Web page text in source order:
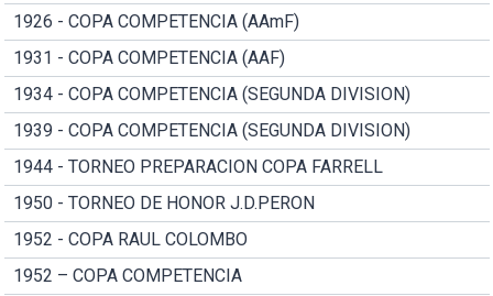
1926 - COPA COMPETENCIA (AAmF)
1931 - COPA COMPETENCIA (AAF)
1934 - COPA COMPETENCIA (SEGUNDA DIVISION)
1939 - COPA COMPETENCIA (SEGUNDA DIVISION)
1944 - TORNEO PREPARACION COPA FARRELL
1950 - TORNEO DE HONOR J.D.PERON
1952 - COPA RAUL COLOMBO
1952 – COPA COMPETENCIA